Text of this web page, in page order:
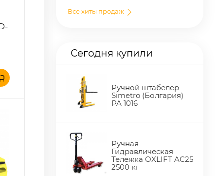
Все хиты продаж
Сегодня купили
Ручной штабелер
Simetro (Болгария)
PA 1016
Ручная
Гидравлическая
Тележка OXLIFT AC25
2500 кг